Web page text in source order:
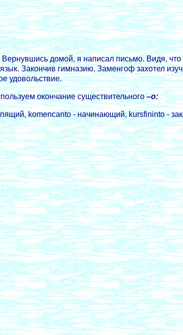
домой, я написал письмо. Видя,
Закончив гимназию, Заменгоф захотел
удовольствие.
окончание существительного–o:
komencanto - начинающий, kursfininto -